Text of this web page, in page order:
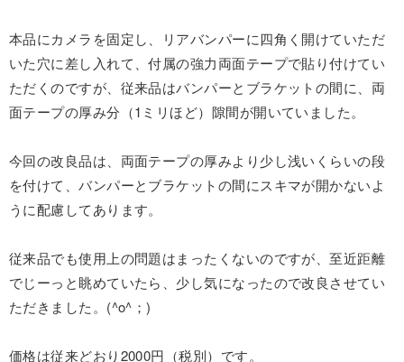
本品にカメラを固定し、リアバンパーに四角く開けていただ
いた穴に差し入れて、付属の強力両面テープで貼り付けてい
ただくのですが、従来品はバンパーとブラケットの間に、両
面テープの厚み分（1ミリほど）隙間が開いていました。
今回の改良品は、両面テープの厚みより少し浅いくらいの段
を付けて、バンパーとブラケットの間にスキマが開かないよ
うに配慮してあります。
従来品でも使用上の問題はまったくないのですが、至近距離
でじーっと眺めていたら、少し気になったので改良させてい
ただきました。(^o^；)
価格は従来どおり2000円（税別）です。